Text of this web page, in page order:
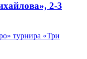
2-3
турнира «Три